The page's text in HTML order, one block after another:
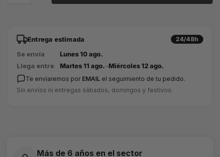
Entrega estimada 24/48h
Se envía
Lunes 10 ago.
Llega entre
Martes 11 ago.–Miércoles 12 ago.
Te enviaremos por EMAIL el seguimiento de tu pedido.
Sin envíos ni entregas sábados, domingos y festivos.
Más de 6 años en el sector